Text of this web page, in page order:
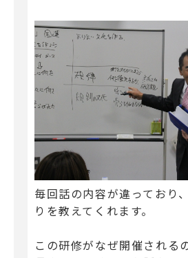
毎回話の内容が違っており
りを教えてくれます。
この研修がなぜ開催される